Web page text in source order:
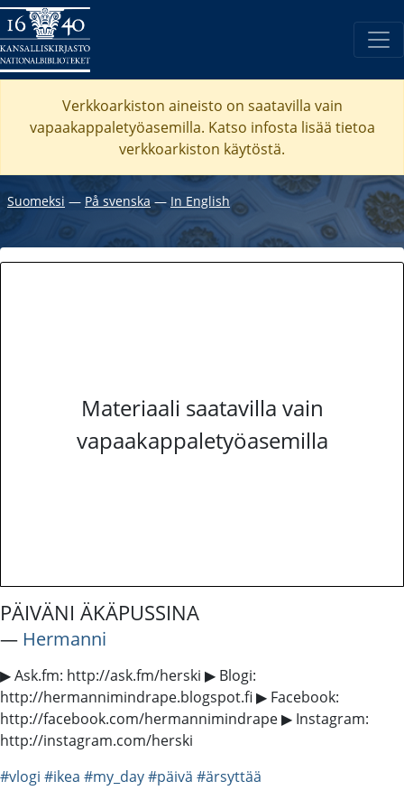
Verkkoarkiston aineisto on saatavilla vain
vapaakappaletyöasemilla. Katso infosta lisää tietoa
verkkoarkiston käytöstä.
Suomeksi ― På svenska― In English
Materiaali saatavilla vain
vapaakappaletyöasemilla
PÄIVÄNI ÄKÄPUSSINA
― Hermanni
▶ Ask.fm: http://ask.fm/herski ▶ Blogi:
http://hermannimindrape.blogspot.fi ▶ Facebook:
http://facebook.com/hermannimindrape ▶ Instagram:
http://instagram.com/herski
#vlogi #ikea #my_day#päivä #ärsyttää